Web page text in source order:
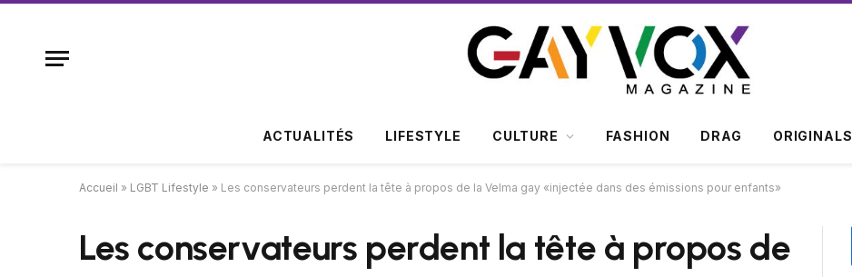
ACTUALITÉS LIFESTYLE CULTURE FASHION DRAG ORIGINALS
Accueil » LGBT Lifestyle » Les conservateurs perdent la tête à propos de la Velma gay «injectée dans des émissions pour enfants»
Les conservateurs perdent la tête à propos de